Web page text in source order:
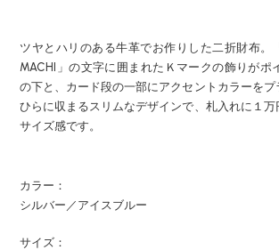
ツヤとハリのある牛革でお作りした二折財布。
MACHI」の文字に囲まれたＫマークの飾りがポ
の下と、カード段の一部にアクセントカラーを
ひらに収まるスリムなデザインで、札入れに１
サイズ感です。
カラー：
シルバー／アイスブルー
サイズ：